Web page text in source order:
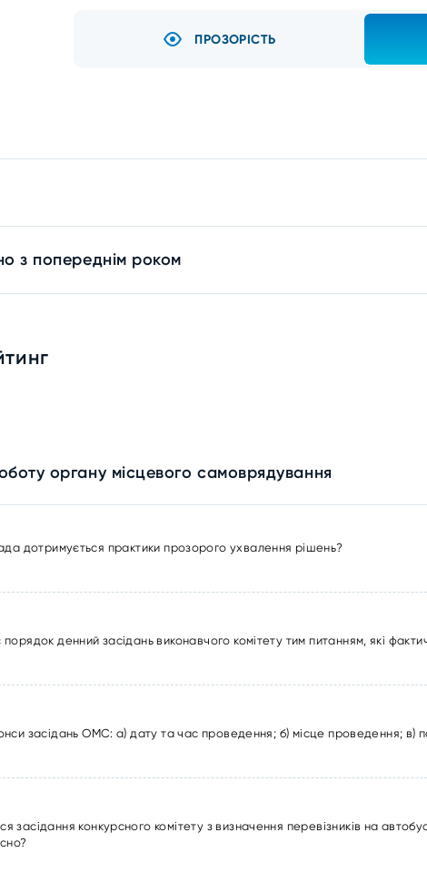
ПРОЗОРІСТЬ
з попереднім роком
органу місцевого самоврядування
дотримується практики прозорого ухвалення рішень?
порядок денний засідань виконавчого комітету тим питанням, які
засідань ОМС: а) дату та час проведення; б) місце проведення; в)
засідання конкурсного комітету з визначення перевізників на